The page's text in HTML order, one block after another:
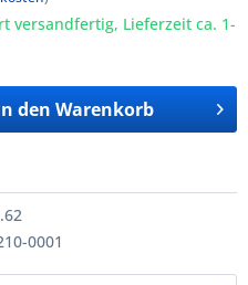
versandfertig, Lieferzeit ca. 1-
den Warenkorb
0001